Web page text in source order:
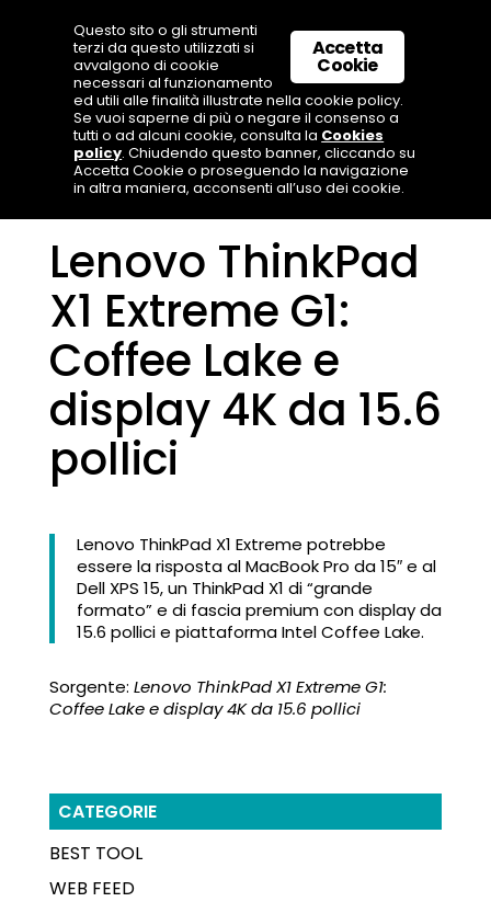
Lenovo ThinkPad
X1 Extreme G1:
Coffee Lake e
display 4K da 15.6
pollici
Lenovo ThinkPad X1 Extreme potrebbe
essere la risposta al MacBook Pro da 15″ e al
Dell XPS 15, un ThinkPad X1 di “grande
formato” e di fascia premium con display da
15.6 pollici e piattaforma Intel Coffee Lake.
Sorgente: Lenovo ThinkPad X1 Extreme G1:
Coffee Lake e display 4K da 15.6 pollici
CATEGORIE
BEST TOOL
WEB FEED
Accetta
Cookie
Questo sito o gli strumenti
terzi da questo utilizzati si
avvalgono di cookie
necessari al funzionamento
ed utili alle finalità illustrate nella cookie policy.
Se vuoi saperne di più o negare il consenso a
tutti o ad alcuni cookie, consulta la Cookies
policy. Chiudendo questo banner, cliccando su
Accetta Cookie o proseguendo la navigazione
in altra maniera, acconsenti all’uso dei cookie.